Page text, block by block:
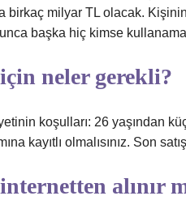
birkaç milyar TL olacak.
başka hiç kimse
neler gerekli?
koşulları: 26 yaşından
kayıtlı olmalısınız. Son
alınır